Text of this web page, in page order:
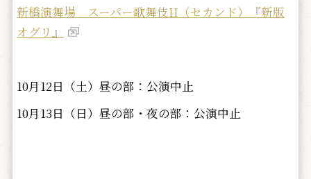
新橋演舞場 スーパー歌舞伎II（セカンド）『新版
オグリ』
10月12日（土）昼の部：公演中止
10月13日（日）昼の部・夜の部：公演中止